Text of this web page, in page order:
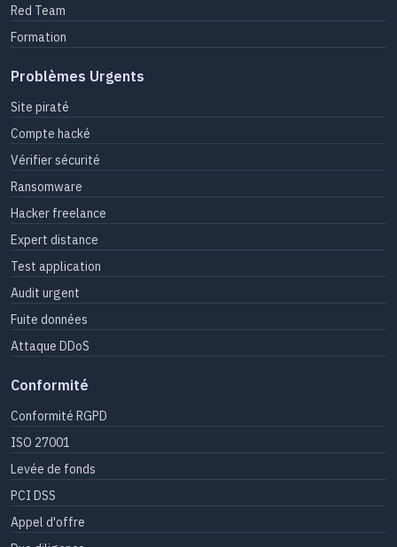
Red Team
Formation
Problèmes Urgents
Site piraté
Compte hacké
Vérifier sécurité
Ransomware
Hacker freelance
Expert distance
Test application
Audit urgent
Fuite données
Attaque DDoS
Conformité
Conformité RGPD
ISO 27001
Levée de fonds
PCI DSS
Appel d'offre